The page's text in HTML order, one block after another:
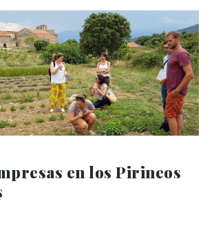
en los Pirineos